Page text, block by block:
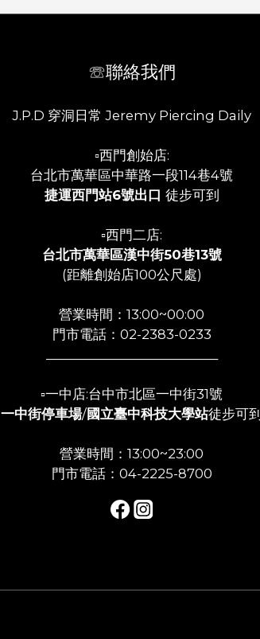
☏聯絡我們
J.P.D 穿洞日常 Jeremy Piercing Daily
▫️西門創始店:
台北市萬華區中華路一段114巷4號
捷運西門站6號出口 徒步可到
▫️西門二店:
台北市萬華區漢中街50巷13號
(距離創始店100公尺處)
營業時間：13:00~00:00
門市電話：02-2383-0233
▫️一中店:台中市北區一中街31號
一中街停車場/國立臺中科技大學站徒步可到
營業時間：13:00~23:00
門市電話：04-2225-8700